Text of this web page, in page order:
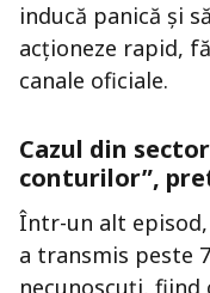
inducă panică și
acționeze rapid,
canale oficiale.
Cazul din
conturilor”,
Într-un alt episod,
a transmis peste